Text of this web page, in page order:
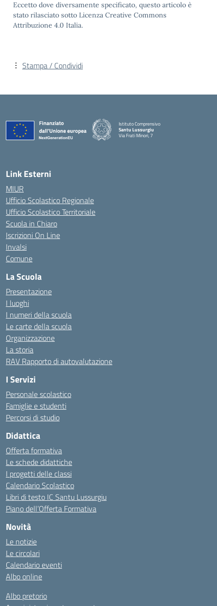
Eccetto dove diversamente specificato, questo articolo è
stato rilasciato sotto Licenza Creative Commons
Attribuzione 4.0 Italia.
Stampa / Condividi
Istituto Comprensivo
Santu Lussurgiu
Via Frati Minori, 7
Link Esterni
MIUR
Ufficio Scolastico Regionale
Ufficio Scolastico Territoriale
Scuola in Chiaro
Iscrizioni On Line
Invalsi
Comune
La Scuola
Presentazione
I luoghi
I numeri della scuola
Le carte della scuola
Organizzazione
La storia
RAV Rapporto di autovalutazione
I Servizi
Personale scolastico
Famiglie e studenti
Percorsi di studio
Didattica
Offerta formativa
Le schede didattiche
I progetti delle classi
Calendario Scolastico
Libri di testo IC Santu Lussurgiu
Piano dell’Offerta Formativa
Novità
Le notizie
Le circolari
Calendario eventi
Albo online
Albo pretorio